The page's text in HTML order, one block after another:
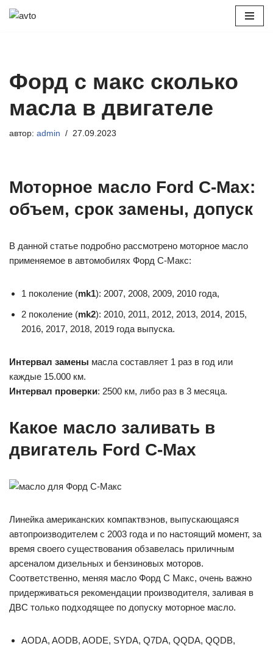
Форд с макс сколько
масла в двигателе
автор: admin 27.09.2023
Моторное масло Ford C-Max:
объем, срок замены, допуск
В данной статье подробно рассмотрено моторное масло
применяемое в автомобилях Форд С-Макс:
1 поколение (mk1): 2007, 2008, 2009, 2010 года,
2 поколение (mk2): 2010, 2011, 2012, 2013, 2014, 2015,
2016, 2017, 2018, 2019 года выпуска.
Интервал замены масла составляет 1 раз в год или
каждые 15.000 км.
Интервал проверки: 2500 км, либо раз в 3 месяца.
Какое масло заливать в
двигатель Ford C-Max
Линейка американских компактвэнов, выпускающаяся
автопроизводителем с 2003 года и по настоящий момент, за
время своего существования обзавелась приличным
арсеналом дизельных и бензиновых моторов.
Соответственно, меняя масло Форд С Макс, очень важно
придерживаться рекомендации производителя, заливая в
ДВС только подходящее по допуску моторное масло.
AODA, AODB, AODE, SYDA, Q7DA, QQDA, QQDB,